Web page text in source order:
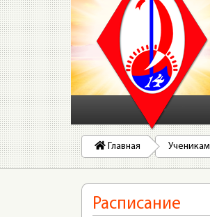
Главная Ученикам
Расписание